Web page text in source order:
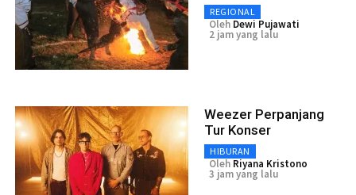
REGIONAL
Oleh Dewi Pujawati
2 jam yang lalu
Weezer Perpanjang
Tur Konser
HIBURAN
Oleh Riyana Kristono
3 jam yang lalu